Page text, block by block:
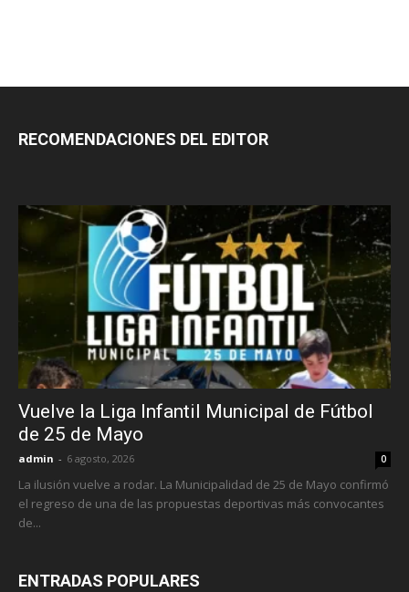
RECOMENDACIONES DEL EDITOR
Vuelve la Liga Infantil Municipal de Fútbol
de 25 de Mayo
admin - 6 agosto, 2026 0
La ilusión vuelve a rodar. La Municipalidad de 25 de Mayo confirmó
el regreso de una de las propuestas deportivas más convocantes
de...
ENTRADAS POPULARES